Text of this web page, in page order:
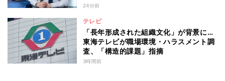
24分前
テレビ
「長年形成された組織文化」が背景に…
東海テレビが職場環境・ハラスメント調
査、「構造的課題」指摘
3時間前